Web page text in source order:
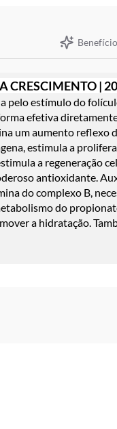
CRESCIMENTO |
pelo estímulo do
efetiva
um aumento reflexo
estimula a
a regeneração
antioxidante.
do complexo B,
do
a hidratação.